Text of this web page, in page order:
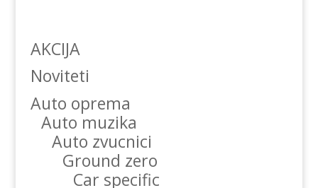
AKCIJA
Noviteti
Auto oprema
Auto muzika
Auto zvucnici
Ground zero
Car specific